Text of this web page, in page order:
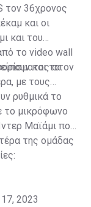
τον 36χρονος
και οι
και του
το video wall
στον
και τα
με τους
ρυθμικά το
το μικρόφωνο
Μαϊάμι που
της ομάδας
2023